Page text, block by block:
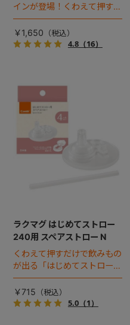
インが登場！くわえて押すだ
けで飲み物が出る、ストロー
飲みにチャレンジ！
￥1,650
4.8（16）
ラクマグ はじめてストロー
240用 スペアストロー N
くわえて押すだけで飲みもの
が出る「はじめてストロー」
用のスペアパーツです。イン
ナーストロー1本付き。※新パ
ッケージ対応品
￥715
5.0（1）